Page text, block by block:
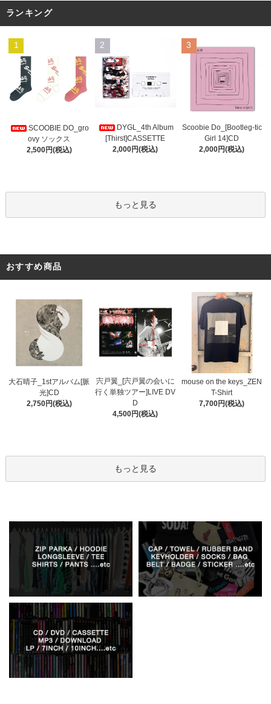
ランキング
1
SCOOBIE DO_gro
ovy ソックス
2,500円(税込)
2
DYGL_4th Album
[Thirst]CASSETTE
2,000円(税込)
3
Scoobie Do_[Bootleg-tic
Girl 14]CD
2,000円(税込)
もっと見る
おすすめ商品
大石晴子_1stアルバム[脈
光]CD
2,750円(税込)
宍戸翼_[宍戸翼の会いに
行く単独ツアー]LIVE DV
D
4,500円(税込)
mouse on the keys_ZEN
T-Shirt
7,700円(税込)
もっと見る